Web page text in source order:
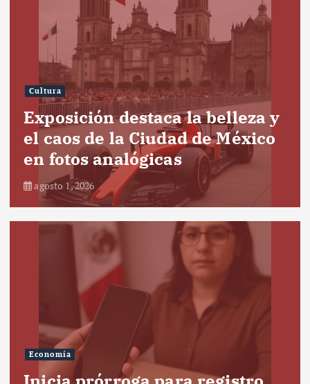
Cultura
Exposición destaca la belleza y
el caos de la Ciudad de México
en fotos analógicas
agosto 1, 2026
Economía